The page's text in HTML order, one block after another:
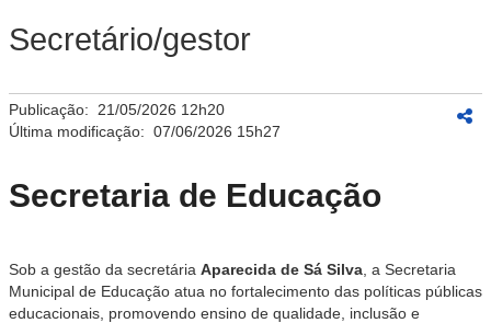
Secretário/gestor
Publicação: 21/05/2026 12h20
Última modificação: 07/06/2026 15h27
Secretaria de Educação
Sob a gestão da secretária Aparecida de Sá Silva , a Secretaria
Municipal de Educação atua no fortalecimento das políticas públicas
educacionais, promovendo ensino de qualidade, inclusão e